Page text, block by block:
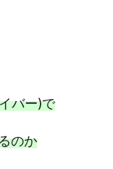
バー)で
のか